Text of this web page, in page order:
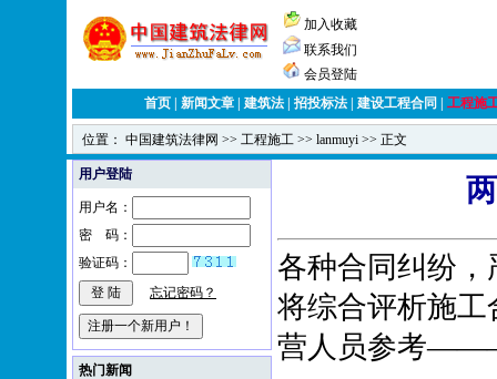
加入收藏
联系我们
会员登陆
首页
新闻文章 建筑法 招投标法 建设工程合同 工程施
位置： 中国建筑法律网 >> 工程施工 >> lanmuyi >> 正文
用户登陆
用户名：
密 码：
验证码：
忘记密码？
热门新闻
各种合同纠纷
将综合评析施
营人员参考